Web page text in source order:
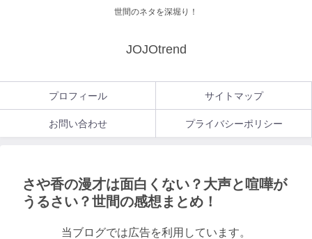
世間のネタを深堀り！
JOJOtrend
プロフィール サイトマップ
お問い合わせ プライバシーポリシー
さや香の漫才は面白くない？大声と喧嘩が
うるさい？世間の感想まとめ！
当ブログでは広告を利用しています。